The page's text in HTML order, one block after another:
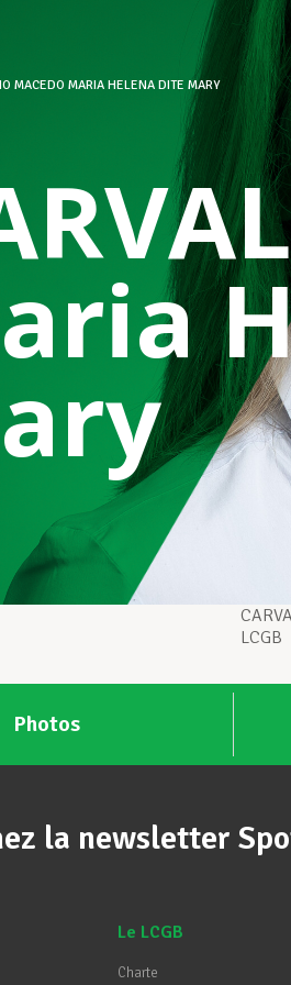
MACEDO MARIA HELENA DITE MARY
LCGB
Photos
la newsletter
Le LCGB
Charte